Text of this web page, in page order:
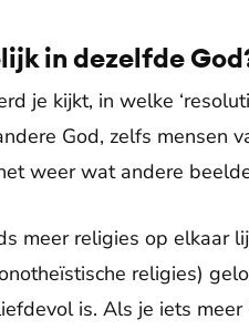
in dezelfde
je kijkt, in welke
God, zelfs mensen
weer wat andere
meer religies op elkaar
religies)
is. Als je iets meer